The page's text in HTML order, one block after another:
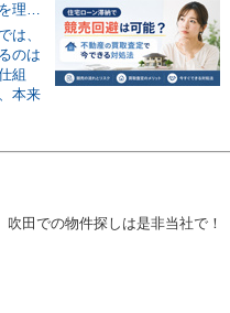
不動産買取で競売より得する条件は？相場を理解して少しでも高く売る方法
は、
のは
組
本来
田での物件探しは是非当社で！